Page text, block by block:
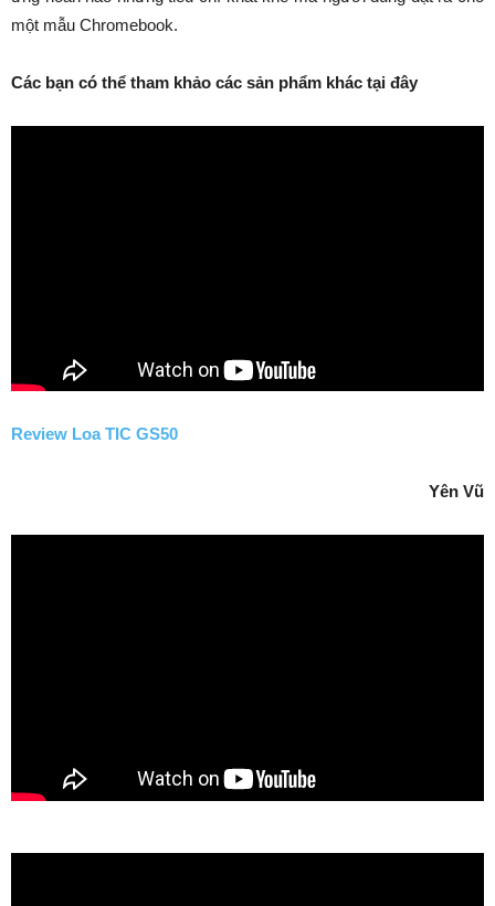
một mẫu Chromebook.
Các bạn có thể tham khảo các sản phẩm khác tại đây
Review Loa TIC GS50
Yên Vũ